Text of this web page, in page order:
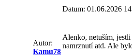
Autor:
Kamu78
Datum: 01.06.2026
Alenko, netuším,
namrznutí atd. Ale